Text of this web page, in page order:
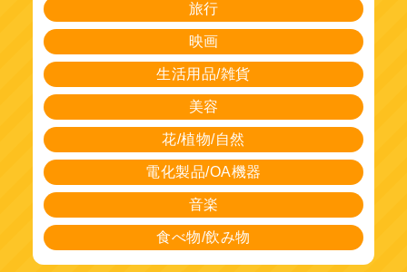
旅行
映画
生活用品/雑貨
美容
花/植物/自然
電化製品/OA機器
音楽
食べ物/飲み物